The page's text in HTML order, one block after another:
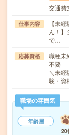
交通費
仕事内容
【未
ん！】
で…
応募資格
職種未
不要
＼未経
験・資
職場の雰囲気
年齢層
20